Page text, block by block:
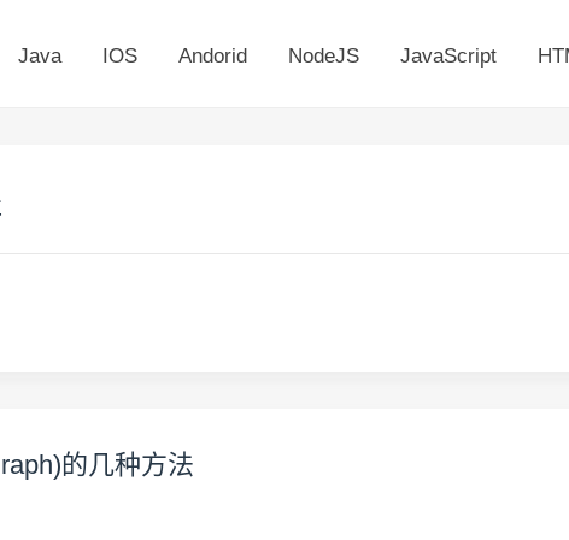
Java IOS Andorid NodeJS JavaScript
的几种方法